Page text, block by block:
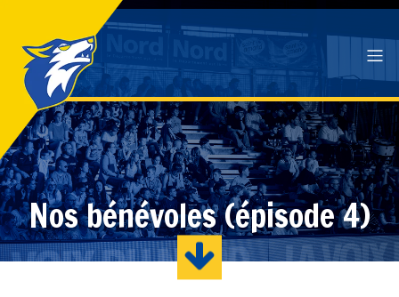
Nos bénévoles (épisode 4)